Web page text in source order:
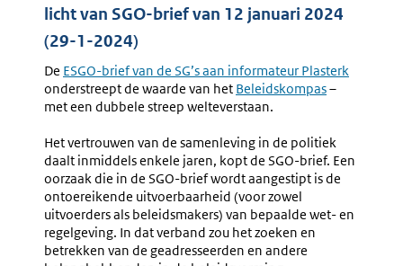
licht van SGO-brief van 12 januari 2024
(29-1-2024)
De Externe
link:
ESGO-brief van de SG’s aan informateur Plasterk
onderstreept de waarde van het Beleidskompas–
met een dubbele streep welteverstaan.
Het vertrouwen van de samenleving in de politiek
daalt inmiddels enkele jaren, kopt de SGO-brief. Een
oorzaak die in de SGO-brief wordt aangestipt is de
ontoereikende uitvoerbaarheid (voor zowel
uitvoerders als beleidsmakers) van bepaalde wet- en
regelgeving. In dat verband zou het zoeken en
betrekken van de geadresseerden en andere